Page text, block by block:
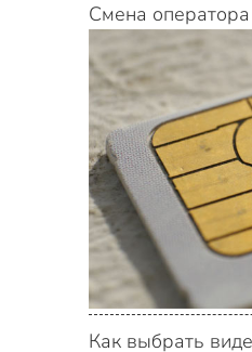
Смена
Как выбрать